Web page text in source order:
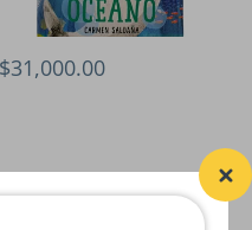
$31,000.00